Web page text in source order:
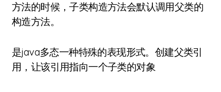
方法的时候，子类构造方法会默认调用父类的
构造方法。
是java多态一种特殊的表现形式。创建父类引
用，让该引用指向一个子类的对象